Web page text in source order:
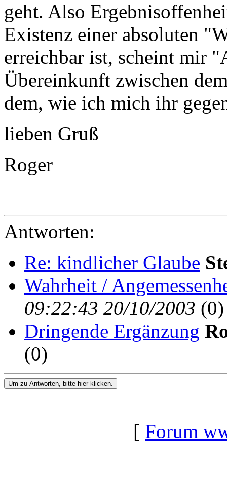
geht. Also
Existenz einer absoluten
erreichbar ist, scheint mir
Übereinkunft zwischen
dem, wie ich mich ihr
lieben Gruß
Roger
Antworten:
Re: kindlicher Glaube
Wahrheit /
09:22:43 20/10/2003 (0)
Dringende Ergänzung
(0)
Um zu Antworten, bitte hier klicken.
[ Forum